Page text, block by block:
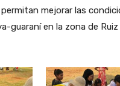
mejorar las
guaraní en la zona de Ruiz